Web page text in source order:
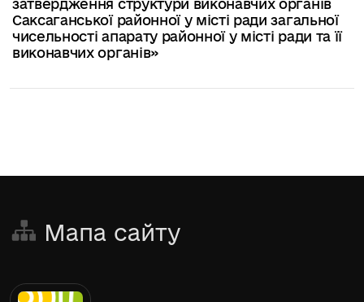
затвердження структури виконавчих органів
Саксаганської районної у місті ради загальної
чисельності апарату районної у місті ради та її
виконавчих органів»
Мапа сайту